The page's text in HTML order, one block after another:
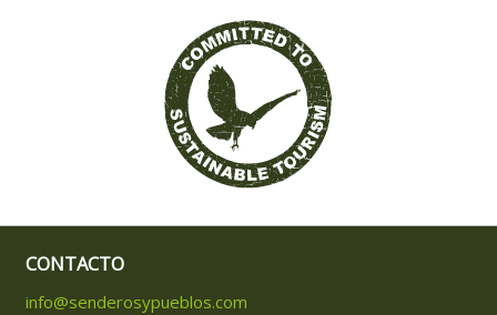
CONTACTO
info@senderosypueblos.com